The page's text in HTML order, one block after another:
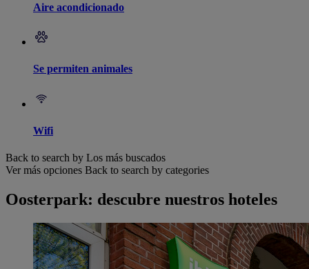
Aire acondicionado
Se permiten animales
Wifi
Back to search by Los más buscados
Ver más opciones Back to search by categories
Oosterpark: descubre nuestros hoteles